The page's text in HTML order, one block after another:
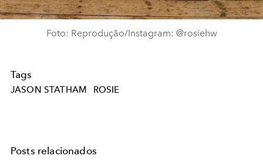
Foto: Reprodução/Instagram: @rosiehw
Tags
JASON STATHAM ROSIE
Posts relacionados